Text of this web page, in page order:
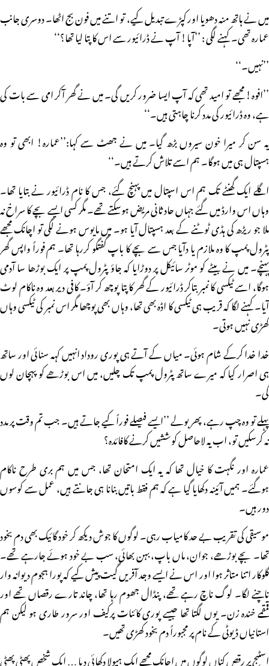
میں نے ہاتھ منہ دھویا اور کپڑے تبدیل کیے، تو اتنے میں فون بج اٹھا۔ دوسری جانب
عمارہ تھی۔ کہنے لگی : ’’آپا! آپ نے ڈرائیور سے اس کا پتا لیا تھا؟‘‘
’’نہیں۔‘‘
’’افوہ! مجھے تو امید تھی کہ آپ ایسا ضرور کریں گی۔ میں نے گھر آکر امی سے بات کی
ہے، وہ ڈرائیور کی مدد کرنا چاہتی ہیں۔‘‘
یہ سن کر میرا خون سیروں بڑھ گیا۔ میں نے جھٹ سے کہا:’’عمارہ! ابھی تو وہ
ہسپتال ہی میں ہوگا۔ ہم اسے تلاش کرتے ہیں۔‘‘
اگلے ایک گھنٹے تک ہم اس اسپتال میں پہنچ گئے، جس کا نام ڈرائیور نے بتایا تھا۔
وہاں اس وارڈ میں گئے جہاں حادثانی مریض ہوسکتے تھے۔ مگر کسی ایسے بچے کا سراخ نہ
ملا جو ریڑھ کی ہڈی ٹوٹنے کے بعد ہسپتال آیا ہو۔ میں مایوس ہونے لگی تو اچانک مجھے
پٹرول پمپ کا وہ ملازم یا دآیا جس سے بچے کا باپ گفتگو کررہا تھا۔ ہم فوراً واپس گھر
پہنچے۔ میں نے بیٹے کو موٹر سائیکل پر دوڑایا کہ جاؤ پٹرول پمپ پر ایک بوڑھا سا آدمی
ہوگا، اسے ٹیکسی کا نمبر بتاکر ڈرائیور کے گھر کا پتا پوچھ کر آؤ۔ کافی دیر بعد وہ ناکام لوٹ
آیا۔ کہنے لگا کہ قریب ہی ٹیکسی کا اڈہ بھی تھا، وہاں بھی پوچھا مگر اس نمبر کی ٹیکسی وہاں
کھڑی نہیں ہوتی۔
خدا خدا کرکے شام ہوئی۔ میاں کے آتے ہی پوری روداد انہیں کہہ سنائی اور ساتھ
ہی اصرار کیا کہ میرے ساتھ پٹرول پمپ تک چلیں، میں اس بوڑھے کو پہچان لوں
گی۔
پہلے تو وہ چپ رہے، پھر بولے ’’ایسے فیصلے فوراً کیے جاتے ہیں۔ جب تم وقت پر مدد
نہ کرسکیں تو، اب یہ لاحاصل کوششیں کرنے کافائدہ؟
عمارہ اور نگہت کا خیال تھا کہ یہ ایک امتحان تھا، جس میں ہم بری طرح ناکام
ہوگئے۔ ہمیں آئینہ دکھایا گیا ہے کہ ہم فقط باتیں بنانا ہی جانتے ہیں، عمل سے کوسوں
دور ہیں۔
موسیقی کی تقریب بے حد کامیاب رہی۔ لوگوں کا جوش دیکھ کر خود گائیک بھی دم بخود
تھا۔ بچے بوڑھے، جوان، ماں باپ، بہن بھائی، سب بے خود ہوئے جارہے تھے۔
گلوکار اتنا متاثر ہوا اور اس نے ایسے وجد آفریں گیت پیش کیے کہ پورا ہجوم دیوانہ وار
ناچنے لگا۔ لوگ ناچ رہے تھے، پنڈال جھوم رہا تھا، چاند تارے رقصاں تھے اور
قمقمے خندہ زن۔ یوں لگتا تھا جیسے پوری کائنات پرکیف اور سرور طاری ہو لیکن ہم
استانیاں ڈیوٹی کے نام پر مجبوراً دم بخود کھڑی تھیں۔
اسٹیج پر رقص کناں لوگوں میں اچانک مجھے ایک ہیولا دکھائی دیا … ایک شخص پھٹی پھٹی